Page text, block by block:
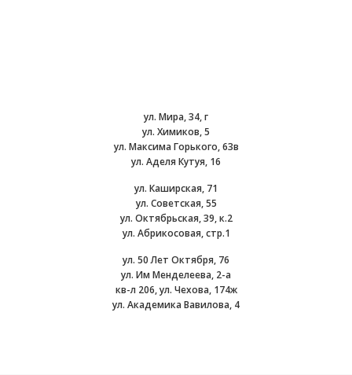
ул. Мира, 34, г
ул. Химиков, 5
ул. Максима Горького, 63в
ул. Аделя Кутуя, 16
ул. Каширская, 71
ул. Советская, 55
ул. Октябрьская, 39, к.2
ул. Абрикосовая, стр.1
ул. 50 Лет Октября, 76
ул. Им Менделеева, 2-а
кв-л 206, ул. Чехова, 174ж
ул. Академика Вавилова, 4